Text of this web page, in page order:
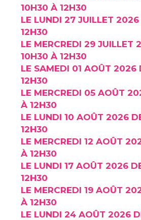
10H30 À 12H30
LE LUNDI 27 JUILLET
12H30
LE MERCREDI 29 JUILLET
10H30 À 12H30
LE SAMEDI 01 AOÛT 2026
12H30
LE MERCREDI 05 AOÛT
À 12H30
LE LUNDI 10 AOÛT 2026
12H30
LE MERCREDI 12 AOÛT
À 12H30
LE LUNDI 17 AOÛT 2026
12H30
LE MERCREDI 19 AOÛT
À 12H30
LE LUNDI 24 AOÛT 2026